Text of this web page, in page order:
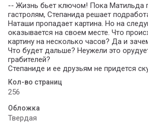
-- Жизнь бьет ключом! Пока Матильда
гастролям, Степанида решает
Наташи пропадает картина. Но на
оказывается на своем месте. Что
картину на несколько часов? Да и
Что будет дальше? Неужели это
грабителей?
Степаниде и ее друзьям не придется
Кол-во страниц
256
Обложка
Твердая